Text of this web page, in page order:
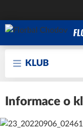
KLUB
Informace o